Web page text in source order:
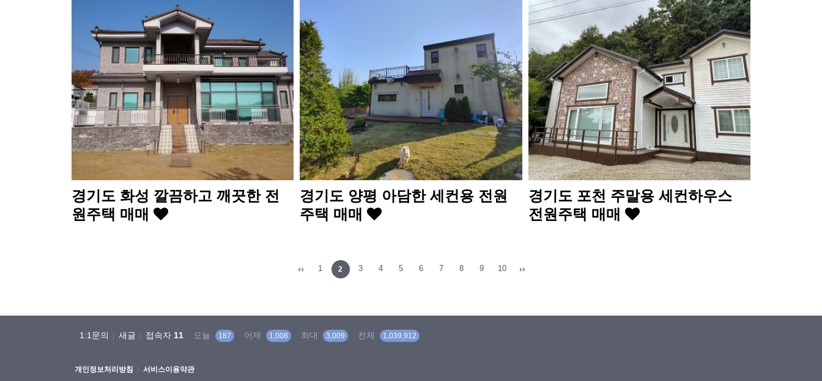
경기도 화성 깔끔하고 깨끗한 전
원주택 매매
경기도 양평 아담한 세컨용 전원
주택 매매
경기도 포천 주말용 세컨하우스
전원주택 매매
1 2 3 4 5 6 7 8 9 10
1:1문의 새글 접속자 11 오늘 187 어제 1,008 최대 3,009 전체 1,039,912
개인정보처리방침 서비스이용약관